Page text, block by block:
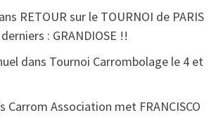
RETOUR sur le TOURNOI de PARIS
: GRANDIOSE !!
dans Tournoi Carrombolage le 4 et
Carrom Association met FRANCISCO